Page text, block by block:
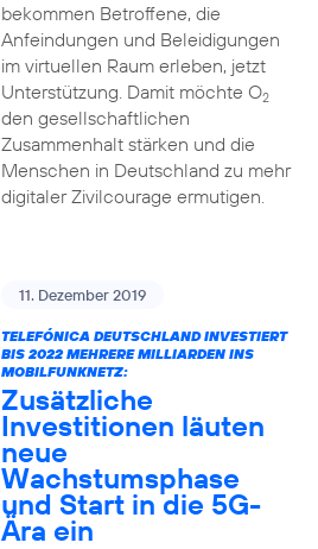
bekommen Betroffene, die
Anfeindungen und Beleidigungen
im virtuellen Raum erleben, jetzt
Unterstützung. Damit möchte O2
den gesellschaftlichen
Zusammenhalt stärken und die
Menschen in Deutschland zu mehr
digitaler Zivilcourage ermutigen.
11. Dezember 2019
TELEFÓNICA DEUTSCHLAND INVESTIERT
BIS 2022 MEHRERE MILLIARDEN INS
MOBILFUNKNETZ:
Zusätzliche
Investitionen läuten
neue
Wachstumsphase
und Start in die 5G-
Ära ein